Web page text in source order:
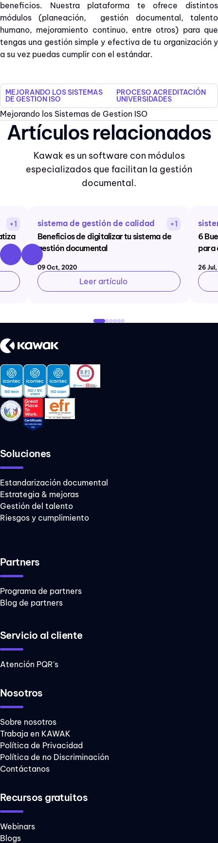
beneficios. Nuestra plataforma te ofrece distintos
módulos (planeación, gestión documental, talento
humano, mejoramiento continuo, entre otros) para que
tengas una gestión simple y efectiva de tu organización y
a su vez puedas cumplir con el estándar.
MEJORANDO LOS SISTEMAS
DE GESTION ISO
PROCESO ACREDITACIÓN
UNIVERSIDADES
Mejorando los Sistemas de Gestion ISO
Artículos relacionados
Kawak es un software con módulos
especializados que facilitan la gestión
documental.
+1
sistema de gestión de calidad
+1
Beneficios de digitalizar tu sistema de
gestión documental
09 Oct, 2020
Leer artículo
6
para
26
Soluciones
Estandarización documental
Estrategia & mejoras
Gestión del talento
Riesgos y cumplimiento
Partners
Programa de partners
Blog de partners
Servicio al cliente
Atención PQR's
Nosotros
Sobre nosotros
Trabaja en KAWAK
Política de Privacidad
Política de no Discriminación
Contáctanos
Recursos gratuitos
Webinars
Blogs